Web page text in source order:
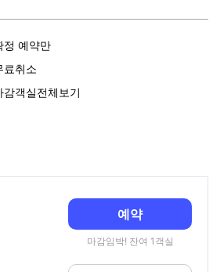
정 예약만
료취소
감객실전체보기
예약
마감임박! 잔여 1객실